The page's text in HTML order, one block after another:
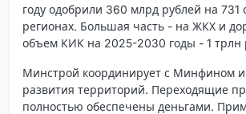
году одобрили 360 млрд рублей на 731
регионах. Большая часть - на ЖКХ и
объем КИК на 2025-2030 годы - 1 трлн
Минстрой координирует с Минфином
развития территорий. Переходящие
полностью обеспечены деньгами.